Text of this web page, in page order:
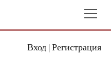
Вход| Регистрация